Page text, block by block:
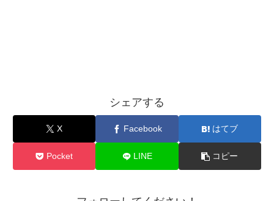
シェアする
X Facebook はてブ
Pocket LINE コピー